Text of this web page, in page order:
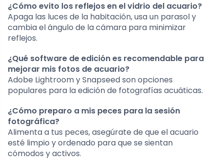
¿Cómo evito los reflejos en el vidrio del acuario?
Apaga las luces de la habitación, usa un parasol y
cambia el ángulo de la cámara para minimizar
reflejos.
¿Qué software de edición es recomendable para
mejorar mis fotos de acuario?
Adobe Lightroom y Snapseed son opciones
populares para la edición de fotografías acuáticas.
¿Cómo preparo a mis peces para la sesión
fotográfica?
Alimenta a tus peces, asegúrate de que el acuario
esté limpio y ordenado para que se sientan
cómodos y activos.